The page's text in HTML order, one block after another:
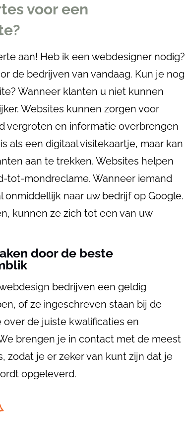
voor een
aan! Heb ik een webdesigner nodig?
de bedrijven van vandaag. Kun je nog
Wanneer klanten u niet kunnen
Websites kunnen zorgen voor
vergroten en informatie overbrengen
als een digitaal visitekaartje, maar kan
aan te trekken. Websites helpen
tot-mondreclame. Wanneer iemand
naar uw bedrijf op Google.
kunnen ze zich tot een van uw
door de beste
bedrijven een geldig
of ze ingeschreven staan ​​bij de
over de juiste kwalificaties en
brengen je in contact met de meest
zodat je er zeker van kunt zijn dat je
opgeleverd.